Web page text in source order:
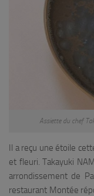
Assiette du chef
Il a reçu une étoile
et fleuri. Takayuki
arrondissement de
restaurant Montée